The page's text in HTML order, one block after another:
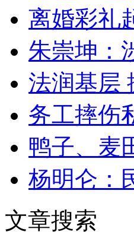
离婚彩礼
朱崇坤：
法润基
务工摔伤
鸭子、麦
杨明仑：
文章搜索